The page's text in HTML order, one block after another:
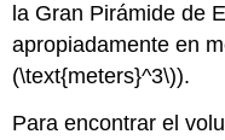
la Gran Pirámide de
apropiadamente en
(\text{meters}^3\)).
Para encontrar el